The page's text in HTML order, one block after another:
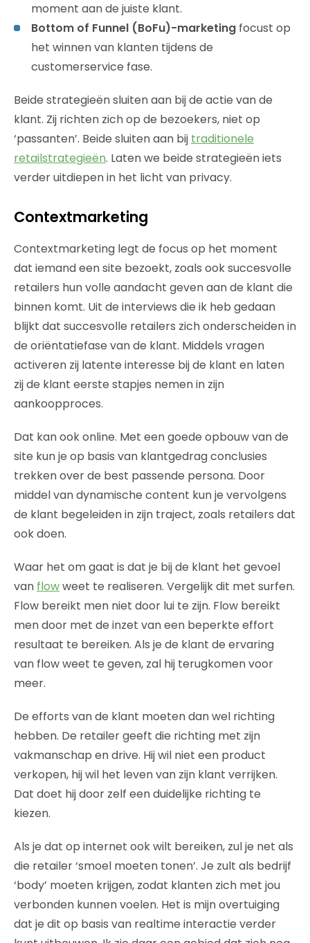
moment aan de juiste klant.
Bottom of Funnel (BoFu)-marketing focust op
het winnen van klanten tijdens de
customerservice fase.
Beide strategieën sluiten aan bij de actie van de
klant. Zij richten zich op de bezoekers, niet op
‘passanten’. Beide sluiten aan bij traditionele
retailstrategieën. Laten we beide strategieën iets
verder uitdiepen in het licht van privacy.
Contextmarketing
Contextmarketing legt de focus op het moment
dat iemand een site bezoekt, zoals ook succesvolle
retailers hun volle aandacht geven aan de klant die
binnen komt. Uit de interviews die ik heb gedaan
blijkt dat succesvolle retailers zich onderscheiden in
de oriëntatiefase van de klant. Middels vragen
activeren zij latente interesse bij de klant en laten
zij de klant eerste stapjes nemen in zijn
aankoopproces.
Dat kan ook online. Met een goede opbouw van de
site kun je op basis van klantgedrag conclusies
trekken over de best passende persona. Door
middel van dynamische content kun je vervolgens
de klant begeleiden in zijn traject, zoals retailers dat
ook doen.
Waar het om gaat is dat je bij de klant het gevoel
van flowweet te realiseren. Vergelijk dit met surfen.
Flow bereikt men niet door lui te zijn. Flow bereikt
men door met de inzet van een beperkte effort
resultaat te bereiken. Als je de klant de ervaring
van flow weet te geven, zal hij terugkomen voor
meer.
De efforts van de klant moeten dan wel richting
hebben. De retailer geeft die richting met zijn
vakmanschap en drive. Hij wil niet een product
verkopen, hij wil het leven van zijn klant verrijken.
Dat doet hij door zelf een duidelijke richting te
kiezen.
Als je dat op internet ook wilt bereiken, zul je net als
die retailer ‘smoel moeten tonen’. Je zult als bedrijf
‘body’ moeten krijgen, zodat klanten zich met jou
verbonden kunnen voelen. Het is mijn overtuiging
dat je dit op basis van realtime interactie verder